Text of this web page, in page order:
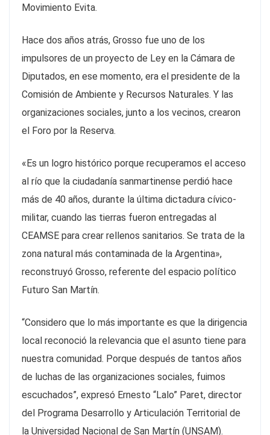
Movimiento Evita.
Hace dos años atrás, Grosso fue uno de los
impulsores de un proyecto de Ley en la Cámara de
Diputados, en ese momento, era el presidente de la
Comisión de Ambiente y Recursos Naturales. Y las
organizaciones sociales, junto a los vecinos, crearon
el Foro por la Reserva.
«Es un logro histórico porque recuperamos el acceso
al río que la ciudadanía sanmartinense perdió hace
más de 40 años, durante la última dictadura cívico-
militar, cuando las tierras fueron entregadas al
CEAMSE para crear rellenos sanitarios. Se trata de la
zona natural más contaminada de la Argentina»,
reconstruyó Grosso, referente del espacio político
Futuro San Martín.
“Considero que lo más importante es que la dirigencia
local reconoció la relevancia que el asunto tiene para
nuestra comunidad. Porque después de tantos años
de luchas de las organizaciones sociales, fuimos
escuchados”, expresó Ernesto “Lalo” Paret, director
del Programa Desarrollo y Articulación Territorial de
la Universidad Nacional de San Martín (UNSAM).